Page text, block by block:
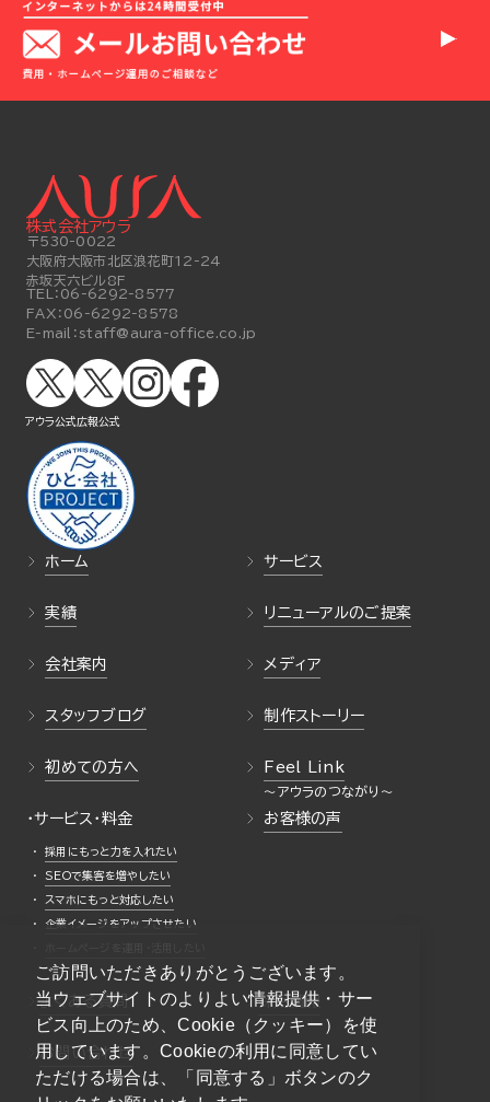
ご訪問いただきありがとうございます。
当ウェブサイトのよりよい情報提供・サー
ビス向上のため、Cookie（クッキー）を使
用しています。Cookieの利用に同意してい
ただける場合は、「同意する」ボタンのク
ホーム サービス
実績 リニューアルのご提案
会社案内 メディア
スタッフブログ 制作ストーリー
初めての方へ Feel Link
・サービス・料金
採用にもっと力を入れたい
SEOで集客を増やしたい
スマホにもっと対応したい
企業イメージをアップさせたい
お客様の声
よくある質問 採用情報
お問い合わせ
株式会社アウラ
〒530-0022
大阪府大阪市北区浪花町12-24
赤坂天六ビル8F
TEL： 06-6292-8577
FAX： 06-6292-8578
E-mail： staff@aura-office.co.jp
アウラ公式広報公式